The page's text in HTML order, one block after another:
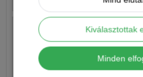
Kiválasztottak
Minden